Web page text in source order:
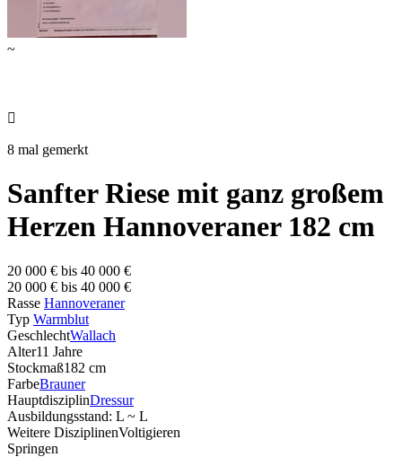
~

8 mal gemerkt
Sanfter Riese mit ganz großem
Herzen Hannoveraner 182 cm
20 000 € bis 40 000 €
20 000 € bis 40 000 €
Rasse Hannoveraner
Typ Warmblut
GeschlechtWallach
Alter11 Jahre
Stockmaß182 cm
FarbeBrauner
HauptdisziplinDressur
Ausbildungsstand: L ~ L
Weitere DisziplinenVoltigieren
Springen